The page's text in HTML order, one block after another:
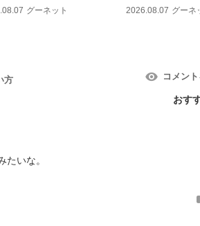
グーネット 2026.08.07 グーネ
方 コメン
おす
たいな。